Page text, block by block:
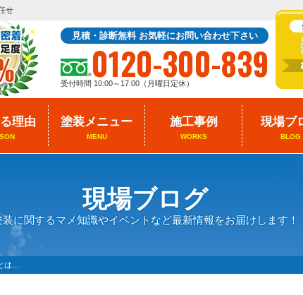
せ
見積・診断無料 お気軽にお問い合わせ下さい
0120-300-839
受付時間 10:00～17:00（月曜日定休）
理由 塗装メニュー
MENU
施工事例
WORKS
現場ブ
BLOG
現場ブログ
装に関するマメ知識やイベントなど最新情報をお届けします！
は…